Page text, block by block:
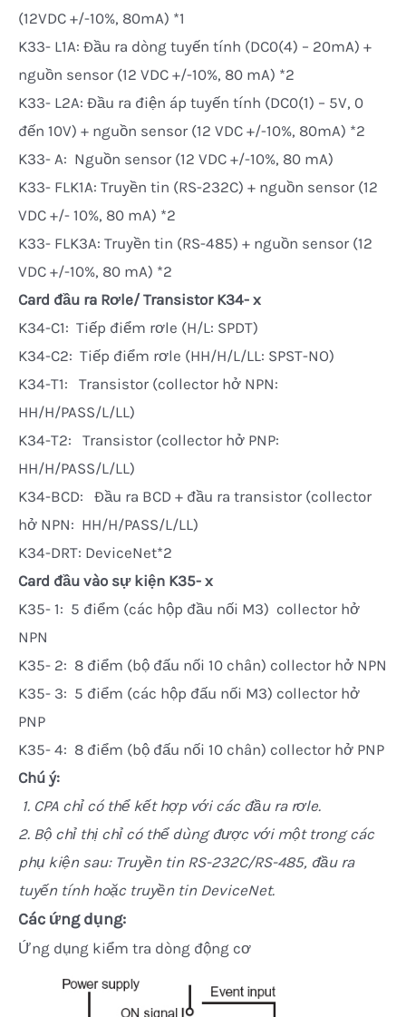
(12VDC +/-10%, 80mA) *1
K33- L1A: Đầu ra dòng tuyến tính (DC0(4) – 20mA) +
nguồn sensor (12 VDC +/-10%, 80 mA) *2
K33- L2A: Đầu ra điện áp tuyến tính (DC0(1) – 5V, 0
đến 10V) + nguồn sensor (12 VDC +/-10%, 80mA) *2
K33- A: Nguồn sensor (12 VDC +/-10%, 80 mA)
K33- FLK1A: Truyền tin (RS-232C) + nguồn sensor (12
VDC +/- 10%, 80 mA) *2
K33- FLK3A: Truyền tin (RS-485) + nguồn sensor (12
VDC +/-10%, 80 mA) *2
Card đầu ra Rơle/ Transistor K34- x
K34-C1: Tiếp điểm rơle (H/L: SPDT)
K34-C2: Tiếp điểm rơle (HH/H/L/LL: SPST-NO)
K34-T1: Transistor (collector hở NPN:
HH/H/PASS/L/LL)
K34-T2: Transistor (collector hở PNP:
HH/H/PASS/L/LL)
K34-BCD: Đầu ra BCD + đầu ra transistor (collector
hở NPN: HH/H/PASS/L/LL)
K34-DRT: DeviceNet*2
Card đầu vào sự kiện K35- x
K35- 1: 5 điểm (các hộp đầu nối M3) collector hở
NPN
K35- 2: 8 điểm (bộ đấu nối 10 chân) collector hở NPN
K35- 3: 5 điểm (các hộp đấu nối M3) collector hở
PNP
K35- 4: 8 điểm (bộ đấu nối 10 chân) collector hở PNP
Chú ý:
1. CPA chỉ có thể kết hợp với các đầu ra rơle.
2. Bộ chỉ thị chỉ có thể dùng được với một trong các
phụ kiện sau: Truyền tin RS-232C/RS-485, đầu ra
tuyến tính hoặc truyền tin DeviceNet.
Các ứng dụng:
Ứng dụng kiểm tra dòng động cơ